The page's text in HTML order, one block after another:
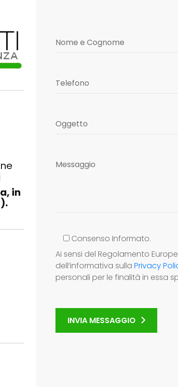
in
Consenso Informato.
Ai sensi del Regolamento
dell’informativa sulla Privacy
personali per le finalità in essa
INVIA MESSAGGIO